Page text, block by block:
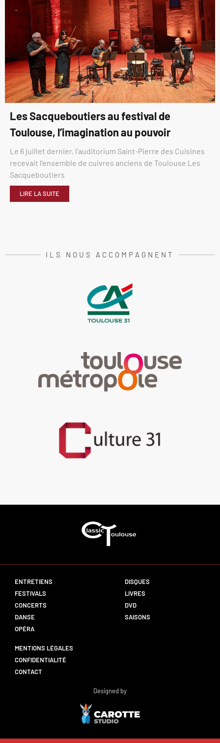
Les Sacqueboutiers au festival de
Toulouse, l’imagination au pouvoir
Le 6 juillet dernier, l’auditorium Saint-Pierre des Cuisines
recevait l’ensemble de cuivres anciens de Toulouse Les
Sacqueboutiers
LIRE LA SUITE
ILS NOUS ACCOMPAGNENT
ENTRETIENS
FESTIVALS
CONCERTS
DANSE
OPÉRA
DISQUES
LIVRES
DVD
SAISONS
MENTIONS LÉGALES
CONFIDENTIALITÉ
CONTACT
Designed by